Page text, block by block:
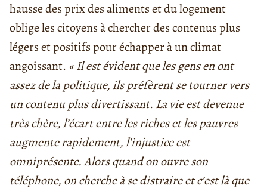
hausse des prix des aliments et du logement
oblige les citoyens à chercher des contenus plus
légers et positifs pour échapper à un climat
angoissant. « Il est évident que les gens en ont
assez de la politique, ils préfèrent se tourner vers
un contenu plus divertissant. La vie est devenue
très chère, l’écart entre les riches et les pauvres
augmente rapidement, l’injustice est
omniprésente. Alors quand on ouvre son
téléphone, on cherche à se distraire et c’est là que